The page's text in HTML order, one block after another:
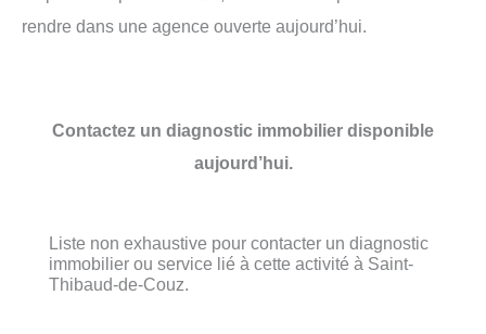
rendre dans une agence ouverte aujourd’hui.
Contactez un diagnostic immobilier disponible
aujourd’hui.
Liste non exhaustive pour contacter un diagnostic
immobilier ou service lié à cette activité à Saint-
Thibaud-de-Couz.